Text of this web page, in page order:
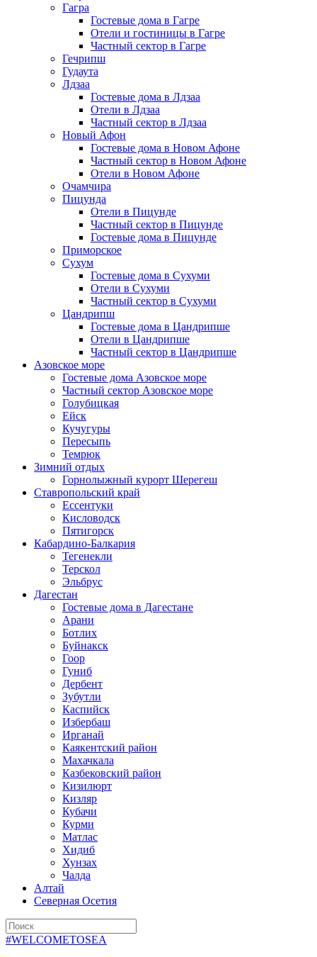
Гагра
Гостевые дома в Гагре
Отели и гостиницы в Гагре
Частный сектор в Гагре
Гечрипш
Гудаута
Лдзаа
Гостевые дома в Лдзаа
Отели в Лдзаа
Частный сектор в Лдзаа
Новый Афон
Гостевые дома в Новом Афоне
Частный сектор в Новом Афоне
Отели в Новом Афоне
Очамчира
Пицунда
Отели в Пицунде
Частный сектор в Пицунде
Гостевые дома в Пицунде
Приморское
Сухум
Гостевые дома в Сухуми
Отели в Сухуми
Частный сектор в Сухуми
Цандрипш
Гостевые дома в Цандрипше
Отели в Цандрипше
Частный сектор в Цандрипше
Азовское море
Гостевые дома Азовское море
Частный сектор Азовское море
Голубицкая
Ейск
Кучугуры
Пересыпь
Темрюк
Зимний отдых
Горнолыжный курорт Шерегеш
Ставропольский край
Ессентуки
Кисловодск
Пятигорск
Кабардино-Балкария
Тегенекли
Терскол
Эльбрус
Дагестан
Гостевые дома в Дагестане
Арани
Ботлих
Буйнакск
Гоор
Гуниб
Дербент
Зубутли
Каспийск
Избербаш
Ирганай
Каякентский район
Махачкала
Казбековский район
Кизилюрт
Кизляр
Кубачи
Курми
Матлас
Хидиб
Хунзах
Чалда
Алтай
Северная Осетия
#WELCOMETOSEA